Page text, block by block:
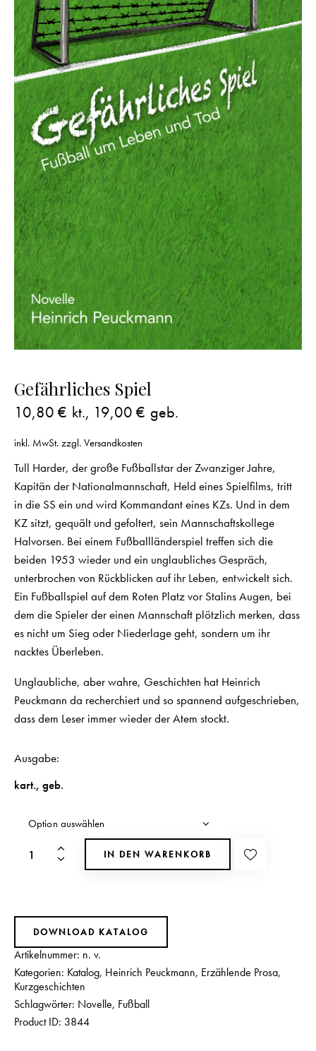
Gefährliches Spiel
10,80 € kt., 19,00 € geb.
inkl. MwSt. zzgl. Versandkosten
Tull Harder, der große Fußballstar der Zwanziger Jahre,
Kapitän der Nationalmannschaft, Held eines Spielfilms, tritt
in die SS ein und wird Kommandant eines KZs. Und in dem
KZ sitzt, gequält und gefoltert, sein Mannschaftskollege
Halvorsen. Bei einem Fußballländerspiel treffen sich die
beiden 1953 wieder und ein unglaubliches Gespräch,
unterbrochen von Rückblicken auf ihr Leben, entwickelt sich.
Ein Fußballspiel auf dem Roten Platz vor Stalins Augen, bei
dem die Spieler der einen Mannschaft plötzlich merken, dass
es nicht um Sieg oder Niederlage geht, sondern um ihr
nacktes Überleben.
Unglaubliche, aber wahre, Geschichten hat Heinrich
Peuckmann da recherchiert und so spannend aufgeschrieben,
dass dem Leser immer wieder der Atem stockt.
Ausgabe
kart., geb.
IN DEN WARENKORB
DOWNLOAD KATALOG
Artikelnummer: n. v.
Kategorien: Katalog, Heinrich Peuckmann, Erzählende Prosa,
Kurzgeschichten
Schlagwörter: Novelle, Fußball
Product ID: 3844